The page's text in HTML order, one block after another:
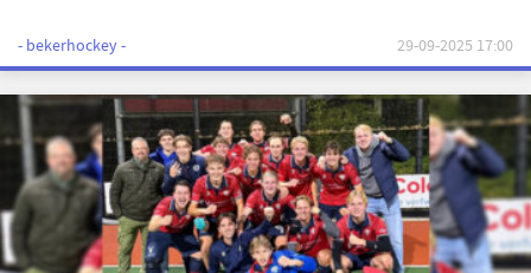
- bekerhockey - 29-09-2025 17:00